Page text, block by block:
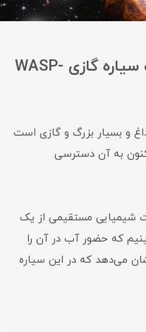
تصویر جیمز وب از طیف سیاره گازی WASP-
و بسیار بزرگ و گازی است
به آن دسترسی
شیمیایی مستقیمی از یک
که حضور آب در آن را
می‌دهد که در این سیاره